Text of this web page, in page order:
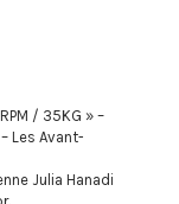
/ 35KG » –
Les Avant-
Julia Hanadi